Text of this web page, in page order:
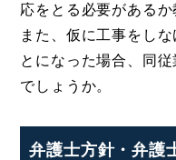
応をとる必要があるか
また、仮に工事をし
とになった場合、同
でしょうか。
弁護士方針・弁護